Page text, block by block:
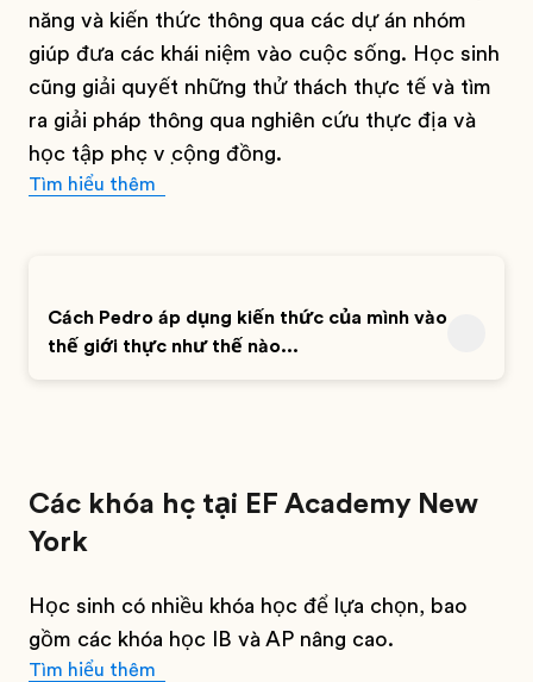
năng và kiến thức thông qua các dự án nhóm
giúp đưa các khái niệm vào cuộc sống. Học sinh
cũng giải quyết những thử thách thực tế và tìm
ra giải pháp thông qua nghiên cứu thực địa và
học tập phục vụ cộng đồng.
Tìm hiểu thêm
Cách Pedro áp dụng kiến thức của mình vào
thế giới thực như thế nào...
Các khóa học tại EF Academy New
York
Học sinh có nhiều khóa học để lựa chọn, bao
gồm các khóa học IB và AP nâng cao.
Tìm hiểu thêm